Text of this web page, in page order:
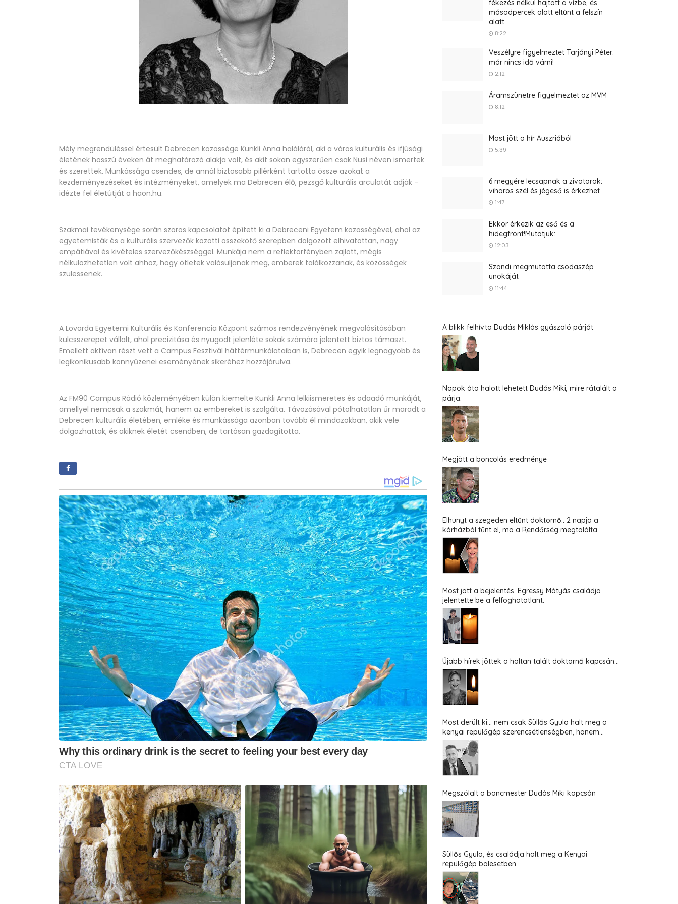
Mély megrendüléssel értesült Debrecen közössége Kunkli Anna haláláról, aki a város kulturális és ifjúsági
életének hosszú éveken át meghatározó alakja volt, és akit sokan egyszerűen csak Nusi néven ismertek
és szerettek. Munkássága csendes, de annál biztosabb pillérként tartotta össze azokat a
kezdeményezéseket és intézményeket, amelyek ma Debrecen élő, pezsgő kulturális arculatát adják –
idézte fel életútját a haon.hu.
Szakmai tevékenysége során szoros kapcsolatot épített ki a Debreceni Egyetem közösségével, ahol az
egyetemisták és a kulturális szervezők közötti összekötő szerepben dolgozott elhivatottan, nagy
empátiával és kivételes szervezőkészséggel. Munkája nem a reflektorfényben zajlott, mégis
nélkülözhetetlen volt ahhoz, hogy ötletek valósuljanak meg, emberek találkozzanak, és közösségek
szülessenek.
A Lovarda Egyetemi Kulturális és Konferencia Központ számos rendezvényének megvalósításában
kulcsszerepet vállalt, ahol precizitása és nyugodt jelenléte sokak számára jelentett biztos támaszt.
Emellett aktívan részt vett a Campus Fesztivál háttérmunkálataiban is, Debrecen egyik legnagyobb és
legikonikusabb könnyűzenei eseményének sikeréhez hozzájárulva.
Az FM90 Campus Rádió közleményében külön kiemelte Kunkli Anna lelkiismeretes és odaadó munkáját,
amellyel nemcsak a szakmát, hanem az embereket is szolgálta. Távozásával pótolhatatlan űr maradt a
Debrecen kulturális életében, emléke és munkássága azonban tovább él mindazokban, akik vele
dolgozhattak, és akiknek életét csendben, de tartósan gazdagította.
fékezés nélkül hajtott a vízbe, és
másodpercek alatt eltűnt a felszín
alatt.
8:22
Veszélyre figyelmeztet Tarjányi Péter:
már nincs idő várni!
2:12
Áramszünetre figyelmeztet az MVM
8:12
Most jött a hír Auszriából
5:39
6 megyére lecsapnak a zivatarok:
viharos szél és jégeső is érkezhet
1:47
Ekkor érkezik az eső és a
hidegfront!Mutatjuk:
12:03
Szandi megmutatta csodaszép
unokáját
11:44
A blikk felhívta Dudás Miklós gyászoló párját
Napok óta halott lehetett Dudás Miki, mire rátalált a
párja.
Megjött a boncolás eredménye
Elhunyt a szegeden eltűnt doktornő.. 2 napja a
kórházból tűnt el, ma a Rendőrség megtalálta
Most jött a bejelentés. Egressy Mátyás családja
jelentette be a felfoghatatlant.
Újabb hírek jöttek a holtan talált doktornő kapcsán...
Most derült ki... nem csak Süllős Gyula halt meg a
kenyai repülőgép szerencsétlenségben, hanem...
Megszólalt a boncmester Dudás Miki kapcsán
Süllős Gyula, és családja halt meg a Kenyai
repülőgép balesetben